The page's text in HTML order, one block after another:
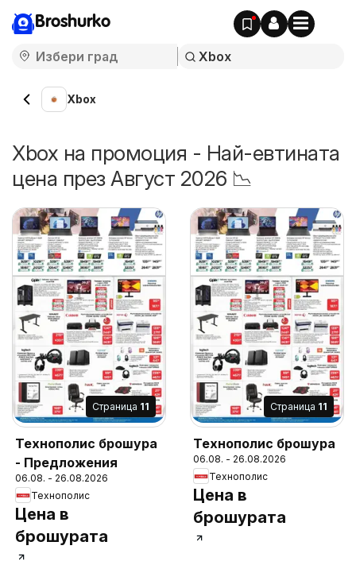
Broshurko
Xbox
Xbox на промоция - Най-евтината
цена през Август 2026 📉
Cтраница 11
Технополис брошура
- Предложения
06.08. - 26.08.2026
Технополис
Цена в
брошурата
Cтраница 11
Технополис брошура
06.08. - 26.08.2026
Технополис
Цена в
брошурата